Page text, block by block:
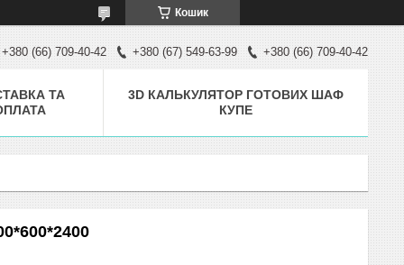
Кошик
+380 (66) 709-40-42 +380 (67) 549-63-99 +380 (66) 709-40-42
ТА
3D КАЛЬКУЛЯТОР ГОТОВИХ ШАФ
КУПЕ